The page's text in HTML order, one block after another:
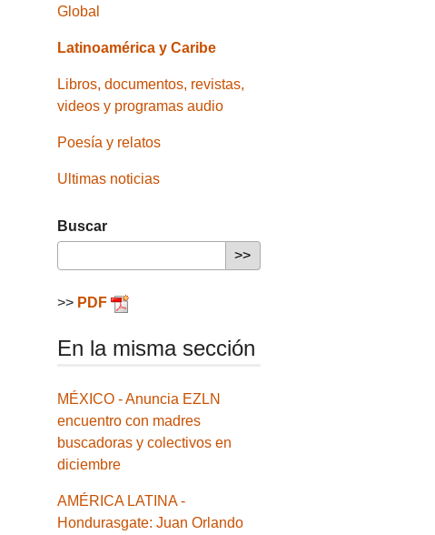
Global
Latinoamérica y Caribe
Libros, documentos, revistas,
videos y programas audio
Poesía y relatos
Ultimas noticias
Buscar
>> PDF
En la misma sección
MÉXICO - Anuncia EZLN
encuentro con madres
buscadoras y colectivos en
diciembre
AMÉRICA LATINA -
Hondurasgate: Juan Orlando